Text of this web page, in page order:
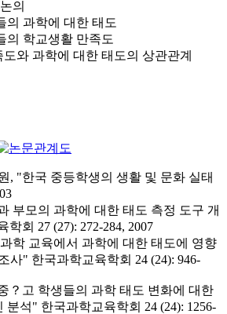
의
의 과학에 대한 태도
의 학교생활 만족도
와 과학에 대한 태도의 상관관계
, "한국 중등학생의 생활 및 문화 실태
부모의 과학에 대한 태도 측정 도구 개
학회 27 (27): 272-284, 2007
학 교육에서 과학에 대한 태도에 영향
사" 한국과학교육학회 24 (24): 946-
？고 학생들의 과학 태도 변화에 대한
분석" 한국과학교육학회 24 (24): 1256-